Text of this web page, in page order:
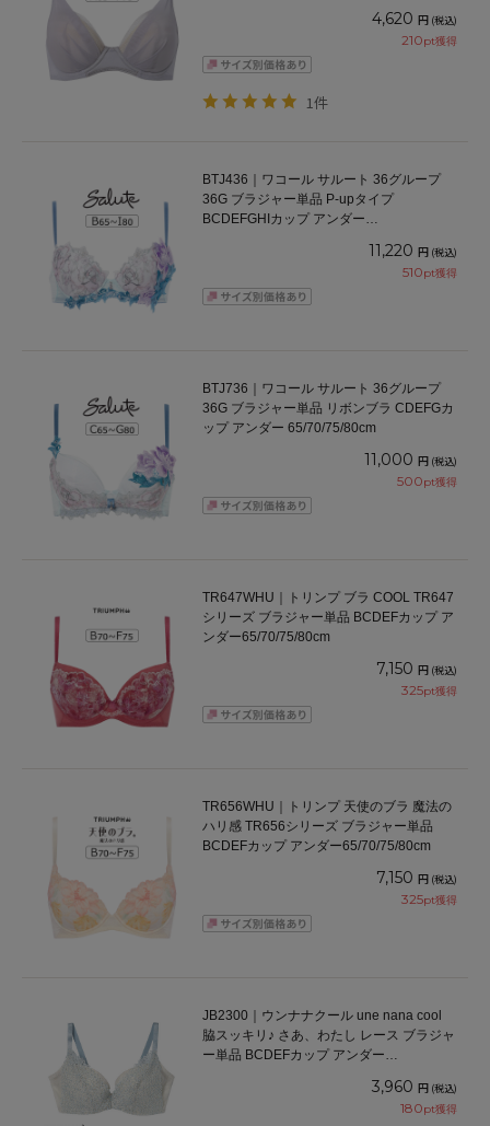
4,620 円 (税込)
210pt獲得
1件
BTJ436｜ワコール サルート 36グループ
36G ブラジャー単品 P-upタイプ
BCDEFGHIカップ アンダー
11,220 円 (税込)
510pt獲得
BTJ736｜ワコール サルート 36グループ
36G ブラジャー単品 リボンブラ CDEFGカ
ップ アンダー 65/70/75/80cm
11,000 円 (税込)
500pt獲得
TR647WHU｜トリンプ ブラ COOL TR647
シリーズ ブラジャー単品 BCDEFカップ ア
ンダー65/70/75/80cm
7,150 円 (税込)
325pt獲得
TR656WHU｜トリンプ 天使のブラ 魔法の
ハリ感 TR656シリーズ ブラジャー単品
BCDEFカップ アンダー65/70/75/80cm
7,150 円 (税込)
325pt獲得
JB2300｜ウンナナクール une nana cool
脇スッキリ♪ さあ、わたし レース ブラジャ
ー単品 BCDEFカップ アンダー
3,960 円 (税込)
180pt獲得